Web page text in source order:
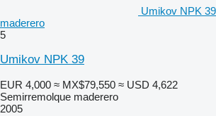
Umikov NPK
maderero
5
Umikov NPK 39
EUR 4,000 ≈ MX$79,550 ≈ USD 4,622
Semirremolque maderero
2005